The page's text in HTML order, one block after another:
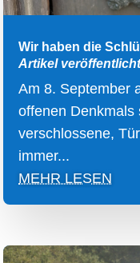
Wir haben die
Artikel
Am 8. September
offenen Denkmals
verschlossene,
immer...
MEHR LESEN